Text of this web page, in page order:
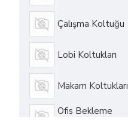
Çalışma Koltuğu
Lobi Koltukları
Makam Koltukları
Ofis Bekleme